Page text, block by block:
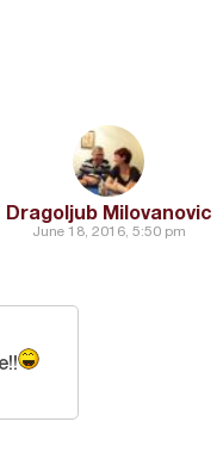
Dragoljub Milovanovic
June 18, 2016, 5:50 pm